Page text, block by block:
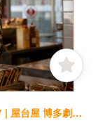
居酒屋 | レストランサービス・ホールスタッフ | 屋台屋 博多劇場 新橋3号店